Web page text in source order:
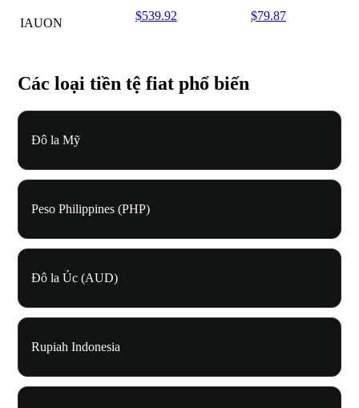
IAUON
$539.92 $79.87
Các loại tiền tệ fiat phổ biến
Đô la Mỹ
Peso Philippines (PHP)
Đô la Úc (AUD)
Rupiah Indonesia